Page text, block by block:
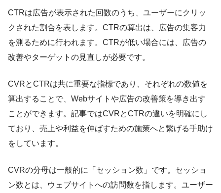
CTRは広告が表示された回数のうち、ユーザーにクリッ
クされた割合を表します。CTRの算出は、広告の集客力
を測るために行われます。CTRが低い場合には、広告の
改善やターゲットの見直しが必要です。
CVRとCTRは共に重要な指標であり、それぞれの数値を
算出することで、Webサイトや広告の改善策を導き出す
ことができます。記事ではCVRとCTRの違いを明確にし
ており、売上や利益を伸ばすための施策へと繋げる手助け
をしています。
CVRの分母は一般的に「セッション数」です。セッショ
ン数とは、ウェブサイトへの訪問数を指します。ユーザー